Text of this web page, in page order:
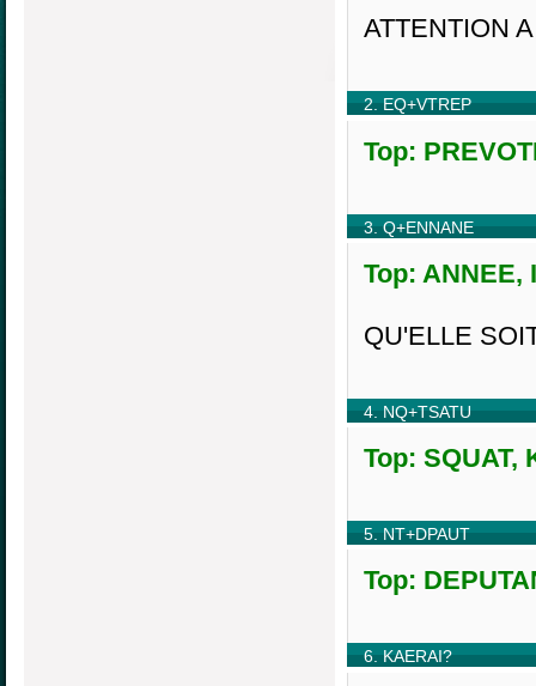
ATTENTION
2. EQ+VTREP
Top:
3. Q+ENNANE
Top: ANNEE,
QU'ELLE
4. NQ+TSATU
Top: SQUAT,
5. NT+DPAUT
Top:
6. KAERAI?